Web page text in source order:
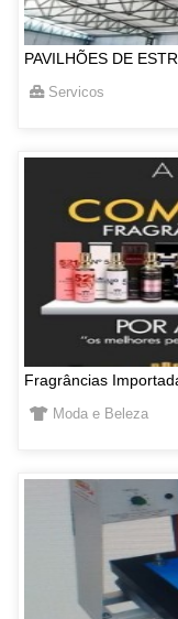
PAVILHÕES DE
Servicos
Fragrâncias
Moda e Beleza